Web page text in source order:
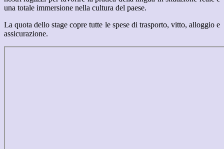
una totale immersione nella cultura del paese.
La quota dello stage copre tutte le spese di trasporto, vitto, alloggio e
assicurazione.